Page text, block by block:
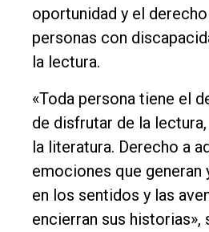
oportunidad y el
personas con
la lectura.
«Toda persona tiene el
de disfrutar de la
la literatura. Derecho a
emociones que generan
en los sentidos y las
encierran sus historias»,